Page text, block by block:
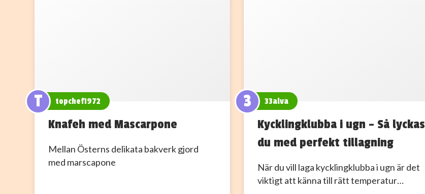
T topchef1972
Knafeh med Mascarpone
Mellan Österns delikata bakverk gjord
med marscapone
3 33alva
Kycklingklubba i ugn – Så lyckas
du med perfekt tillagning
När du vill laga kycklingklubba i ugn är det
viktigt att känna till rätt temperatur…